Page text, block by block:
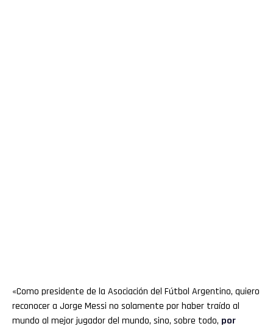
«Como presidente de la Asociación del Fútbol Argentino, quiero
reconocer a Jorge Messi no solamente por haber traído al
mundo al mejor jugador del mundo, sino, sobre todo, por